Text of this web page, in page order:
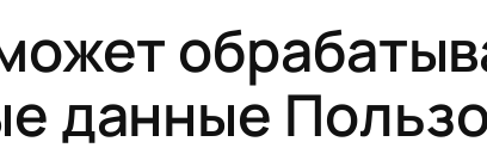
данные